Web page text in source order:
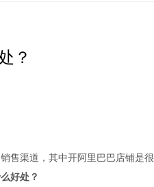
？
售渠道，其中开阿里巴巴店铺是很
好处？